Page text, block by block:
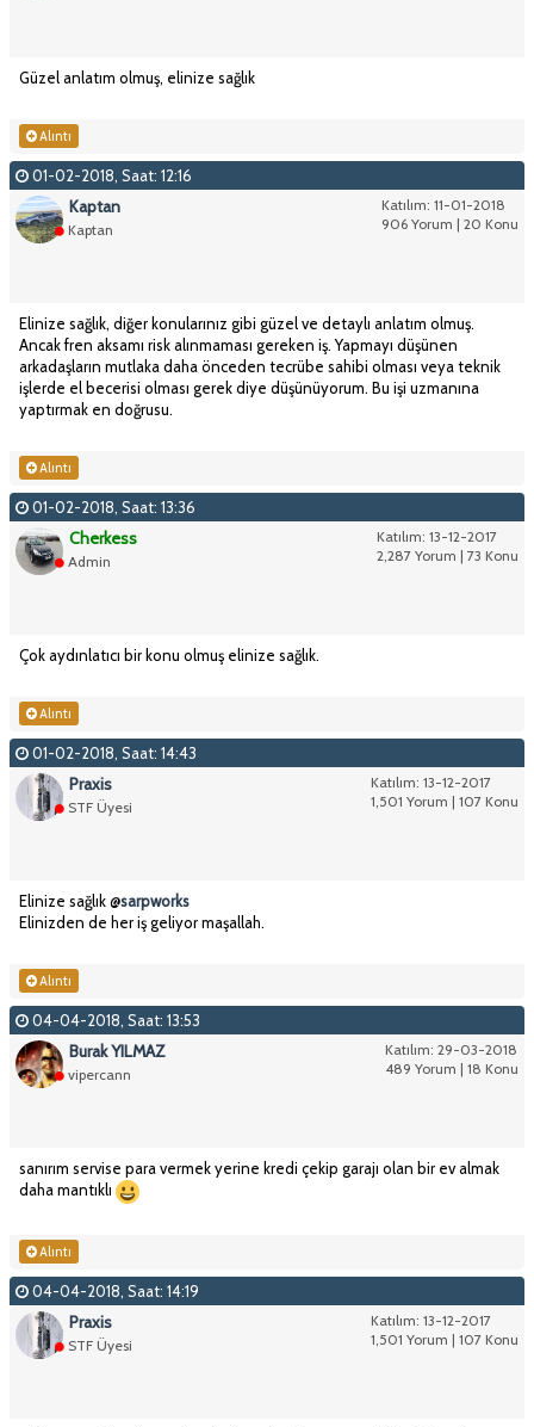
Güzel anlatım olmuş, elinize sağlık
Alıntı
01-02-2018, Saat: 12:16
Katılım: 11-01-2018
906 Yorum | 20 Konu
Kaptan
Kaptan
Elinize sağlık, diğer konularınız gibi güzel ve detaylı anlatım olmuş.
Ancak fren aksamı risk alınmaması gereken iş. Yapmayı düşünen
arkadaşların mutlaka daha önceden tecrübe sahibi olması veya teknik
işlerde el becerisi olması gerek diye düşünüyorum. Bu işi uzmanına
yaptırmak en doğrusu.
Alıntı
01-02-2018, Saat: 13:36
Katılım: 13-12-2017
2,287 Yorum | 73 Konu
Cherkess
Admin
Çok aydınlatıcı bir konu olmuş elinize sağlık.
Alıntı
01-02-2018, Saat: 14:43
Katılım: 13-12-2017
1,501 Yorum | 107 Konu
Praxis
STF Üyesi
Elinize sağlık @sarpworks
Elinizden de her iş geliyor maşallah.
Alıntı
04-04-2018, Saat: 13:53
Katılım: 29-03-2018
489 Yorum | 18 Konu
Burak YILMAZ
vipercann
sanırım servise para vermek yerine kredi çekip garajı olan bir ev almak
daha mantıklı
Alıntı
04-04-2018, Saat: 14:19
Katılım: 13-12-2017
1,501 Yorum | 107 Konu
Praxis
STF Üyesi